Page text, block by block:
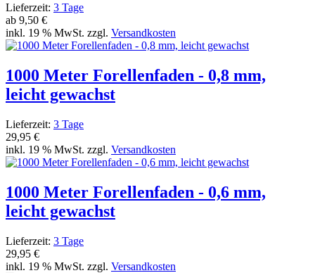
Lieferzeit: 3 Tage
ab 9,50 €
inkl. 19 % MwSt. zzgl. Versandkosten
1000 Meter Forellenfaden - 0,8 mm,
leicht gewachst
Lieferzeit: 3 Tage
29,95 €
inkl. 19 % MwSt. zzgl. Versandkosten
1000 Meter Forellenfaden - 0,6 mm,
leicht gewachst
Lieferzeit: 3 Tage
29,95 €
inkl. 19 % MwSt. zzgl. Versandkosten